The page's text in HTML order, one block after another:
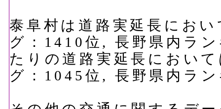
泰阜村は道路実延長にお
グ：1410位, 長野県内ラ
たりの道路実延長におい
グ：1045位, 長野県内ラ